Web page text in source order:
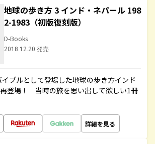
地球の歩き方 3 インド・ネパール 198
2-1983（初版復刻版）
D-Books
2018.12.20 発売
ブルとして登場した地球の歩き方インド
登場！ 当時の旅を思い出して欲しい1冊
詳細を見る